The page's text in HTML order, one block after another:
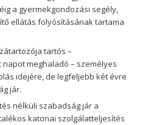
a gyermekgondozási segély,
ellátás folyósításának tartama
tartós –
meghaladó – személyes
idejére, de legfeljebb két évre
jár.
nélküli szabadság jár a
katonai szolgálatteljesítés